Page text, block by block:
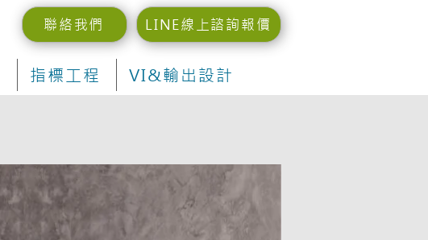
聯絡我們 LINE線上諮詢報價
指標工程 VI&輸出設計